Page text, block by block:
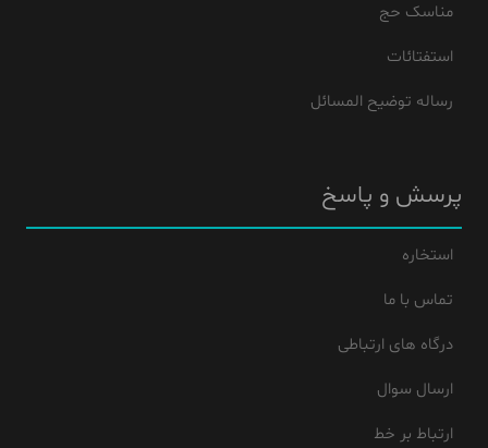
مناسک حج
استفتائات
رساله توضیح المسائل
پرسش و پاسخ
استخاره
تماس با ما
درگاه های ارتباطی
ارسال سوال
ارتباط بر خط